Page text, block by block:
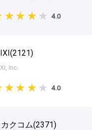
4.0
2121)
Inc.
4.0
カクコム(2371)